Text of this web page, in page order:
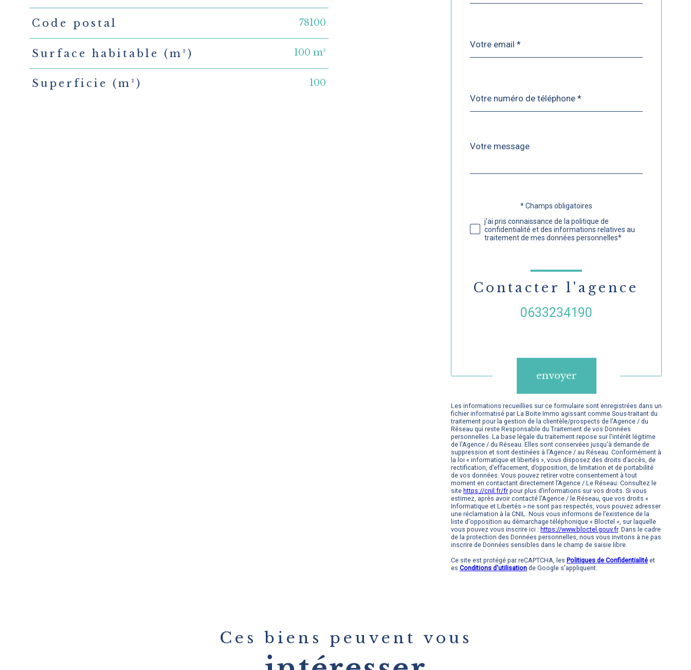
Code postal 78100
Surface habitable (m²) 100 m²
Superficie (m²) 100
*
*
Fieldset
défaut
Message
*
Validation* Champs obligatoires
j'ai pris connaissance de la politique de
confidentialité et des informations relatives au
traitement de mes données personnelles*
Contacter l'agence
0633234190
envoyer
Les informations recueillies sur ce formulaire sont enregistrées dans un
fichier informatisé par La Boite Immo agissant comme Sous-traitant du
traitement pour la gestion de la clientèle/prospects de l'Agence / du
Réseau qui reste Responsable du Traitement de vos Données
personnelles. La base légale du traitement repose sur l'intérêt légitime
de l'Agence / du Réseau. Elles sont conservées jusqu'à demande de
suppression et sont destinées à l'Agence / au Réseau. Conformément à
la loi « informatique et libertés », vous disposez des droits d’accès, de
rectification, d’effacement, d’opposition, de limitation et de portabilité
de vos données. Vous pouvez retirer votre consentement à tout
moment en contactant directement l’Agence / Le Réseau. Consultez le
site https://cnil.fr/fr pour plus d’informations sur vos droits. Si vous
estimez, après avoir contacté l'Agence / le Réseau, que vos droits «
Informatique et Libertés » ne sont pas respectés, vous pouvez adresser
une réclamation à la CNIL. Nous vous informons de l’existence de la
liste d'opposition au démarchage téléphonique « Bloctel », sur laquelle
vous pouvez vous inscrire ici : https://www.bloctel.gouv.fr. Dans le cadre
de la protection des Données personnelles, nous vous invitons à ne pas
inscrire de Données sensibles dans le champ de saisie libre.
Ce site est protégé par reCAPTCHA, les Politiques de Confidentialité et
es Conditions d'utilisation de Google s'appliquent.
Ces biens peuvent vous